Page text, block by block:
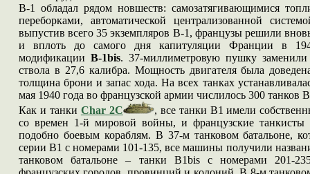
В-1 обладал рядом новшеств: самозатягивающимися
переборками, автоматической централизованной
выпустив всего 35 экземпляров B-1 , французы решили
и вплоть до самого дня капитуляции Франции в
модификации В-1bis. 37-миллиметровую пушку
ствола в 27,6 калибра. Мощность двигателя была
толщина брони и запас хода. На всех танках
мая 1940 года во французской армии числилось 300 танков
Как и танки Char 2C , все танки B1имели
со времен 1-й мировой войны, и французские
подобно боевым кораблям. В 37-м танковом батальоне,
серии В1 с номерами 101-135, все машины получили
танковом батальоне – танки B1bis с номерами 201-